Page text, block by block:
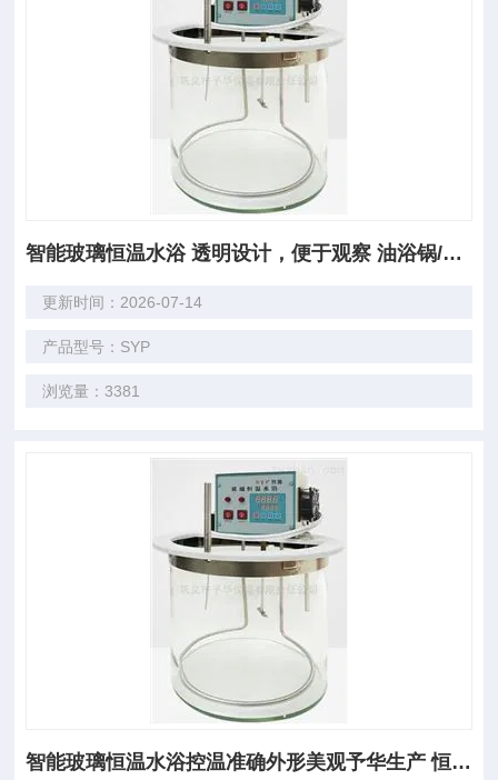
智能玻璃恒温水浴 透明设计，便于观察 油浴锅/水浴锅
更新时间：2026-07-14
产品型号：SYP
浏览量：3381
智能玻璃恒温水浴控温准确外形美观予华生产 恒温水槽